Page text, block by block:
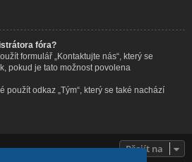
fóra?
formulář „Kontaktujte nás“, který se
pokud je tato možnost povolena
použít odkaz „Tým“, který se také nachází
Přejít na